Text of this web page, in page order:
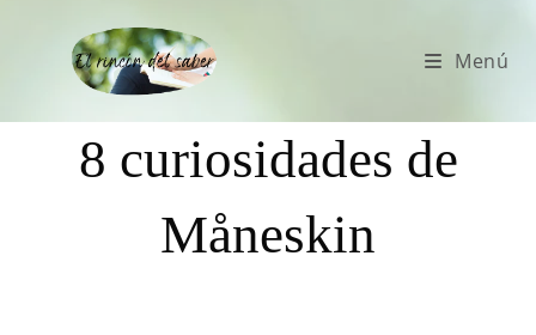
Menú
8 curiosidades de
Måneskin